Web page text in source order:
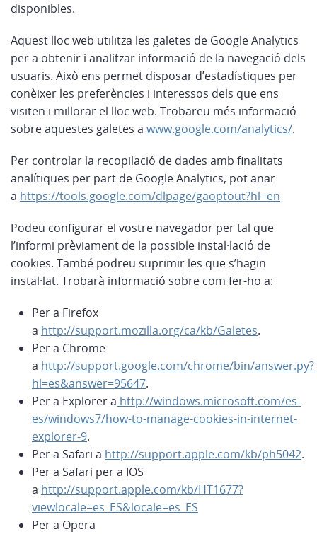
disponibles.
Aquest lloc web utilitza les galetes de Google Analytics
per a obtenir i analitzar informació de la navegació dels
usuaris. Això ens permet disposar d’estadístiques per
conèixer les preferències i interessos dels que ens
visiten i millorar el lloc web. Trobareu més informació
sobre aquestes galetes a www.google.com/analytics/.
Per controlar la recopilació de dades amb finalitats
analítiques per part de Google Analytics, pot anar
a https://tools.google.com/dlpage/gaoptout?hl=en
Podeu configurar el vostre navegador per tal que
l’informi prèviament de la possible instal·lació de
cookies. També podreu suprimir les que s’hagin
instal·lat. Trobarà informació sobre com fer-ho a:
Per a Firefox
a http://support.mozilla.org/ca/kb/Galetes.
Per a Chrome
a http://support.google.com/chrome/bin/answer.py?
hl=es&answer=95647.
Per a Explorer a http://windows.microsoft.com/es-
es/windows7/how-to-manage-cookies-in-internet-
explorer-9.
Per a Safari a http://support.apple.com/kb/ph5042.
Per a Safari per a IOS
a http://support.apple.com/kb/HT1677?
viewlocale=es_ES&locale=es_ES
Per a Opera